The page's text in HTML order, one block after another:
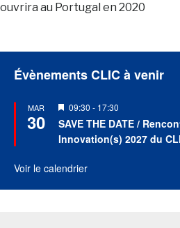
ouvrira au Portugal en 2020
Évènements CLIC à venir
MAR
30
Mis
en
avant
09:30 - 17:30
SAVE THE DATE /
Innovation(s) 2027 du
Voir le calendrier